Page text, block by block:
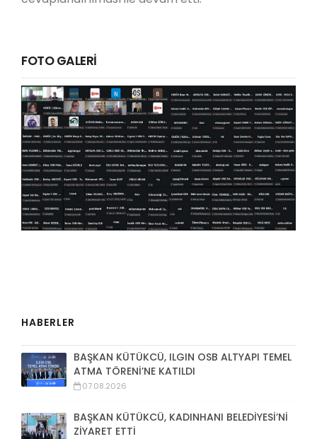
FOTO GALERİ
HABERLER
BAŞKAN KÜTÜKCÜ, ILGIN OSB ALTYAPI TEMEL
ATMA TÖRENİ’NE KATILDI
07.08.2026
BAŞKAN KÜTÜKCÜ, KADINHANI BELEDİYESİ’Nİ
ZİYARET ETTİ